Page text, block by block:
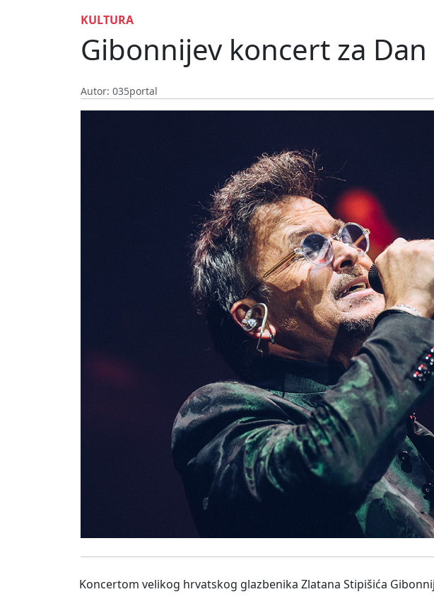
KULTURA
Gibonnijev koncert za
Autor: 035portal
Koncertom velikog hrvatskog glazbenika Zlatana Stipišića